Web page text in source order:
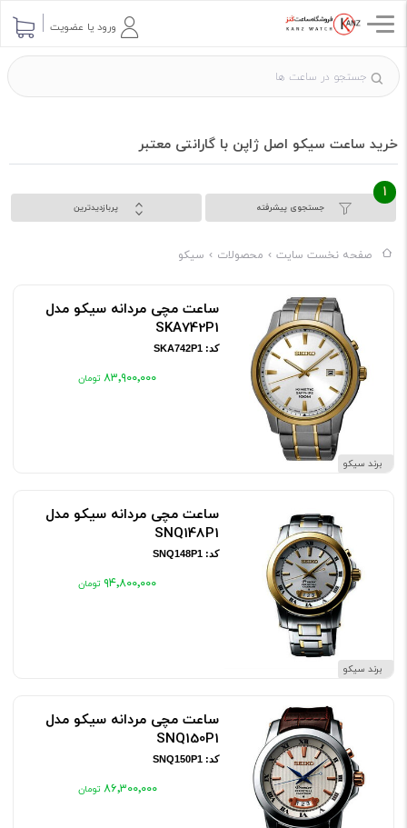
ورود یا عضویت
خرید ساعت سیکو اصل ژاپن با گارانتی معتبر
جستجوی پیشرفته
1
پربازدیدترین
صفحه نخست سایت محصولات سیکو
برند سیکو
ساعت مچی مردانه سیکو مدل
SKA742P1
کد: SKA742P1
۸۳٬۹۰۰٬۰۰۰
برند سیکو
ساعت مچی مردانه سیکو مدل
SNQ148P1
کد: SNQ148P1
۹۴٬۸۰۰٬۰۰۰
ساعت مچی مردانه سیکو مدل
SNQ150P1
کد: SNQ150P1
۸۶٬۳۰۰٬۰۰۰